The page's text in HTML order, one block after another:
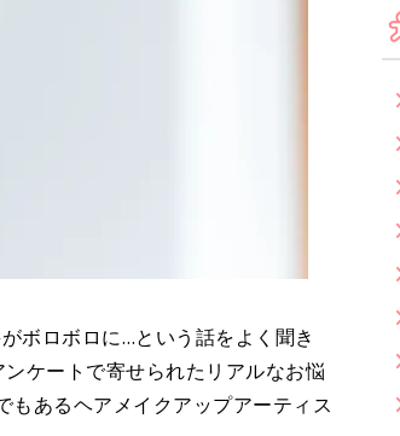
ボロボロに…という話をよく聞き
ケートで寄せられたリアルなお悩
あるヘアメイクアップアーティス